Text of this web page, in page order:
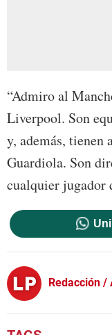
“Admiro al
Liverpool. Son
y, además, tienen
Guardiola. Son
cualquier jugador
Redacción /